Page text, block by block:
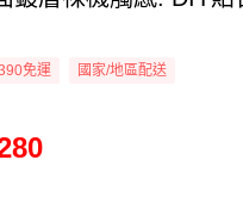
免運 國家/地區配送